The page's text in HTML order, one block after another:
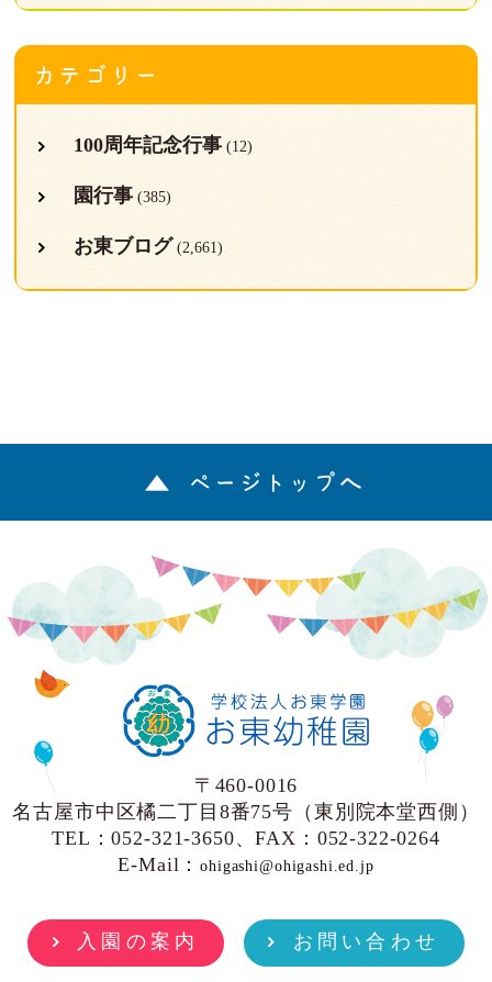
カテゴリー
100周年記念行事(12)
園行事(385)
お東ブログ (2,661)
ページトップへ
〒460-0016
名古屋市中区橘二丁目8番75号（東別院本堂西側）
TEL：052-321-3650、FAX：052-322-0264
E-Mail：ohigashi@ohigashi.ed.jp
入園の案内 お問い合わせ